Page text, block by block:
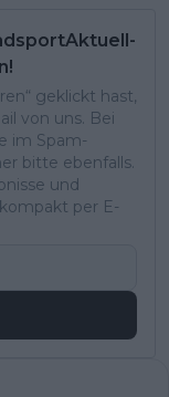
geklickt hast,
von uns. Bei
im Spam-
bitte ebenfalls.
und
per E-